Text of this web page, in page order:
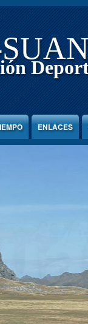
ENLACES